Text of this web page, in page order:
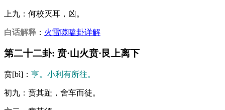
上九：何校灭耳，凶。
白话解释 ： 火雷噬嗑卦详解
第二十二卦: 贲·山火贲·艮上离下
贲[bì]： 亨。小利有所往。
初九：贲其趾，舍车而徒。